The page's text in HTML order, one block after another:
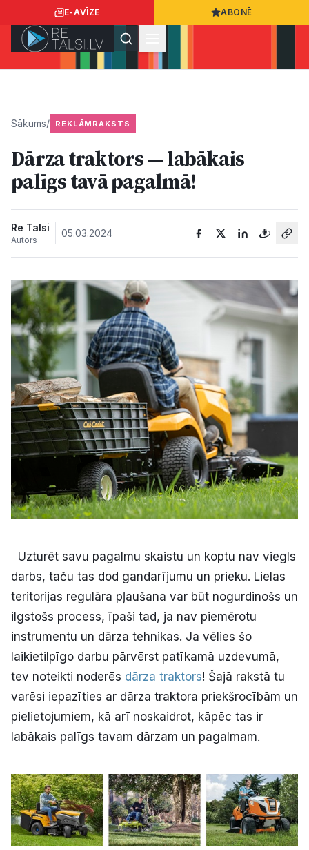
E-AVĪZE ABONĒ
Ziņas
Sports
Kultūra
Bizness
Video
Vieta
Pasākumi
Reklāma
Politiskā reklāma
Par mums
Kontakti
Ziņo redakcijai
Facebook Instagram YouTube
E-avīze Abonē
Sākums/ REKLĀMRAKSTS
Dārza traktors — labākais
palīgs tavā pagalmā!
Re Talsi
Autors
05.03.2024
Uzturēt savu pagalmu skaistu un koptu nav viegls
darbs, taču tas dod gandarījumu un prieku. Lielas
teritorijas regulāra pļaušana var būt nogurdinošs un
ilgstošs process, īpaši tad, ja nav piemērotu
instrumentu un dārza tehnikas. Ja vēlies šo
laikietilpīgo darbu pārvērst patīkamā uzdevumā,
tev noteikti noderēs dārza traktors! Šajā rakstā tu
varēsi iepazīties ar dārza traktora priekšrocībām un
pielietojumiem, kā arī noskaidrot, kāpēc tas ir
labākais palīgs tavam dārzam un pagalmam.